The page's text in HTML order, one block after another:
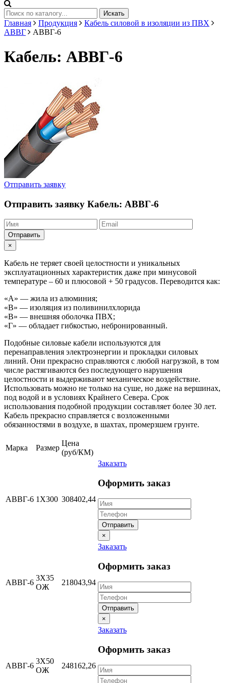
Искать
Главная Продукция
Кабель силовой в изоляции из ПВХ
АВВГ
АВВГ-6
Кабель: АВВГ-6
Отправить заявку
Отправить заявку Кабель: АВВГ-6
Отправить
×
Кабель не теряет своей целостности и уникальных
эксплуатационных характеристик даже при минусовой
температуре – 60 и плюсовой + 50 градусов. Переводится как:
«А» — жила из алюминия;
«В» — изоляция из поливинилхлорида
«В» — внешняя оболочка ПВХ;
«Г» — обладает гибкостью, небронированный.
Подобные силовые кабели используются для
перенаправления электроэнергии и прокладки силовых
линий. Они прекрасно справляются с любой нагрузкой, в том
числе растягиваются без последующего нарушения
целостности и выдерживают механическое воздействие.
Использовать можно не только на суше, но даже на вершинах,
под водой и в условиях Крайнего Севера. Срок
использования подобной продукции составляет более 30 лет.
Кабель прекрасно справляется с возложенными
обязанностями в воздухе, в шахтах, промерзшем грунте.
Марка Размер
Цена
(руб/КМ)
АВВГ-6 1Х300 308402,44
Заказать
Оформить заказ
Отправить
×
АВВГ-6
3Х35
ОЖ
218043,94
Заказать
Оформить заказ
Отправить
×
АВВГ-6
3Х50
ОЖ
248162,26
Заказать
Оформить заказ